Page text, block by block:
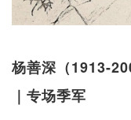
杨善深（1913-
｜专场季军